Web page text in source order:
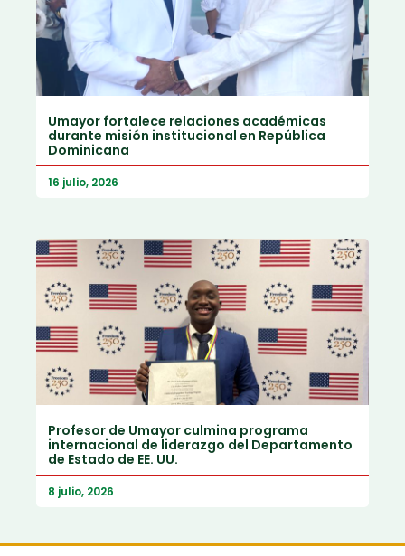
Umayor fortalece relaciones académicas
durante misión institucional en República
Dominicana
16 julio, 2026
Profesor de Umayor culmina programa
internacional de liderazgo del Departamento
de Estado de EE. UU.
8 julio, 2026